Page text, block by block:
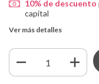
10% de descuento
capital
Ver más detalles